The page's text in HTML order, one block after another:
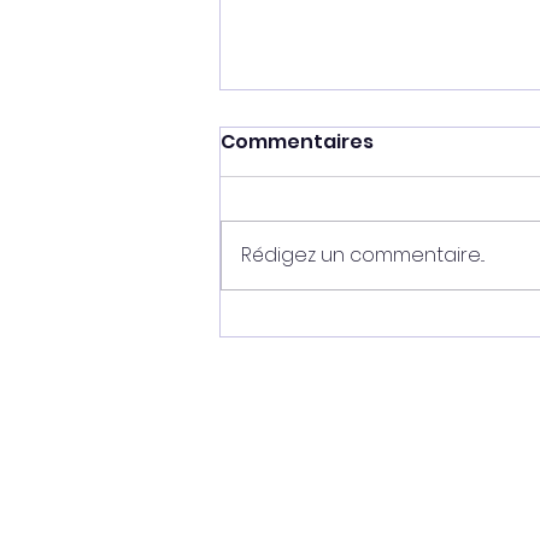
Ganesh - vendu
Commentaires
Rédigez un commentaire...